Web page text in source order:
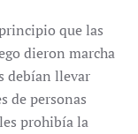
que las
dieron marcha
debían llevar
de personas
prohibía la